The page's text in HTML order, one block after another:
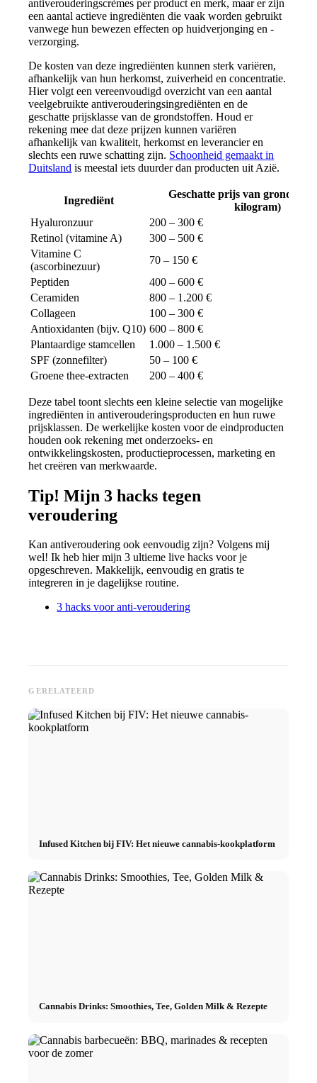
antiverouderingscrèmes per product en merk, maar er zijn
een aantal actieve ingrediënten die vaak worden gebruikt
vanwege hun bewezen effecten op huidverjonging en -
verzorging.
De kosten van deze ingrediënten kunnen sterk variëren,
afhankelijk van hun herkomst, zuiverheid en concentratie.
Hier volgt een vereenvoudigd overzicht van een aantal
veelgebruikte antiverouderingsingrediënten en de
geschatte prijsklasse van de grondstoffen. Houd er
rekening mee dat deze prijzen kunnen variëren
afhankelijk van kwaliteit, herkomst en leverancier en
slechts een ruwe schatting zijn. Schoonheid gemaakt in
Duitsland is meestal iets duurder dan producten uit Azië.
Ingrediënt
Geschatte prijs van
kilogram)
Hyaluronzuur
200 – 300 €
Retinol (vitamine A)
300 – 500 €
Vitamine C
(ascorbinezuur)
70 – 150 €
Peptiden
400 – 600 €
Ceramiden
800 – 1.200 €
Collageen
100 – 300 €
Antioxidanten (bijv. Q10) 600 – 800 €
Plantaardige stamcellen
1.000 – 1.500 €
SPF (zonnefilter)
50 – 100 €
Groene thee-extracten
200 – 400 €
Deze tabel toont slechts een kleine selectie van mogelijke
ingrediënten in antiverouderingsproducten en hun ruwe
prijsklassen. De werkelijke kosten voor de eindproducten
houden ook rekening met onderzoeks- en
ontwikkelingskosten, productieprocessen, marketing en
het creëren van merkwaarde.
Tip! Mijn 3 hacks tegen
veroudering
Kan antiveroudering ook eenvoudig zijn? Volgens mij
wel! Ik heb hier mijn 3 ultieme live hacks voor je
opgeschreven. Makkelijk, eenvoudig en gratis te
integreren in je dagelijkse routine.
3 hacks voor anti-veroudering
GERELATEERD
Infused Kitchen bij FIV: Het nieuwe cannabis-kookplatform
Cannabis Drinks: Smoothies, Tee, Golden Milk & Rezepte